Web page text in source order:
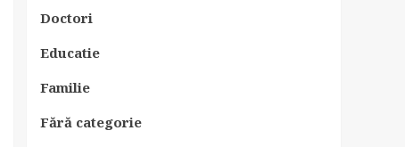
Doctori
Educatie
Familie
Fără categorie